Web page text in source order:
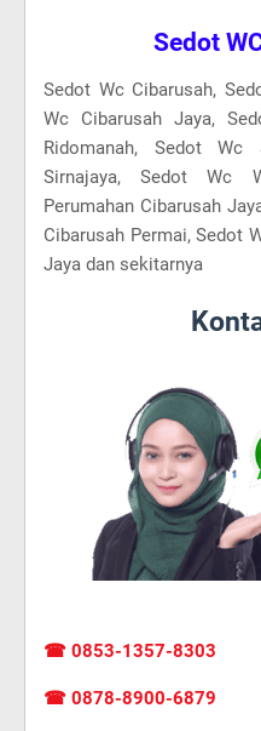
Sedot
Sedot Wc Cibarusah,
Wc Cibarusah Jaya,
Ridomanah, Sedot
Sirnajaya, Sedot Wc
Perumahan Cibarusah
Cibarusah Permai, Sedot
Jaya dan sekitarnya
☎ 0853-1357-8303
☎ 0878-8900-6879